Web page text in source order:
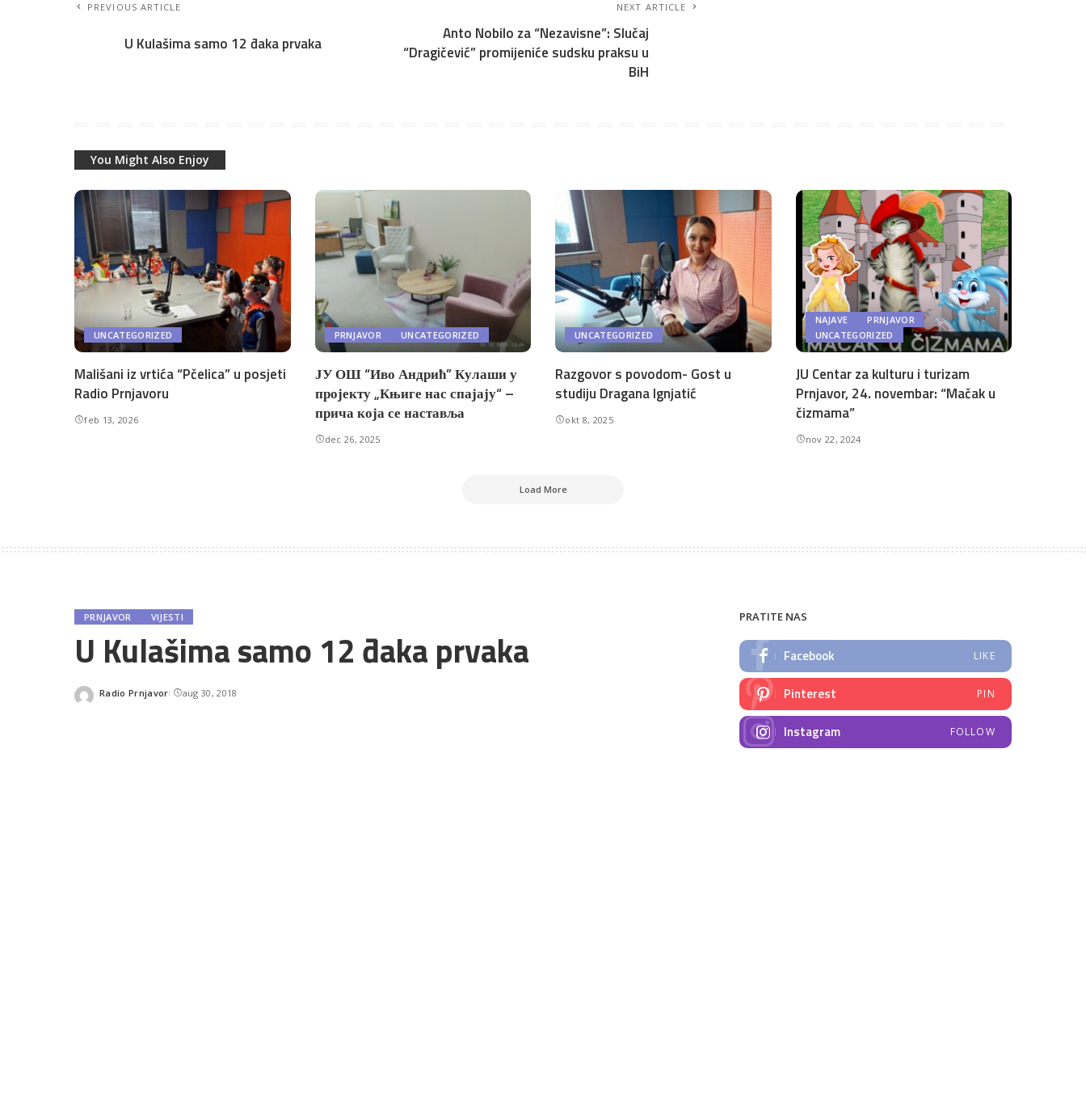
PREVIOUS ARTICLE
U Kulašima samo 12 đaka prvaka
NEXT ARTICLE
Anto Nobilo za “Nezavisne”: Slučaj
“Dragičević” promijeniće sudsku praksu u
BiH
You Might Also Enjoy
UNCATEGORIZED
Mališani iz vrtića “Pčelica” u posjeti
Radio Prnjavoru
feb 13, 2026
PRNJAVOR UNCATEGORIZED
ЈУ ОШ “Иво Андрић” Кулаши у
пројекту „Књиге нас спајају“ –
прича која се наставља
dec 26, 2025
UNCATEGORIZED
Razgovor s povodom- Gost u
studiju Dragana Ignjatić
okt 8, 2025
NAJAVE
PRNJAVOR
UNCATEGORIZED
JU Centar za kulturu i turizam
Prnjavor, 24. novembar: “Mačak u
čizmama”
nov 22, 2024
Load More
PRNJAVOR VIJESTI
U Kulašima samo 12 đaka prvaka
Posted
Radio Prnjavor aug 30, 2018
PRATITE NAS
Facebook LIKE
Pinterest PIN
Instagram FOLLOW